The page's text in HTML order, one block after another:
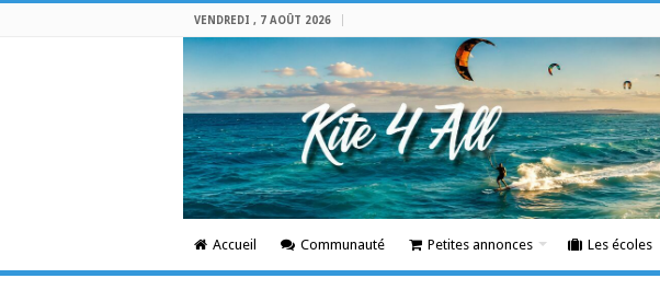
VENDREDI , 7 AOÛT 2026
Accueil Communauté Petites annonces Les écoles